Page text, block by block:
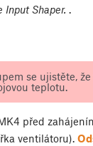
Input Shaper. .
se ujistěte,
teplotu.
před
ventilátoru).